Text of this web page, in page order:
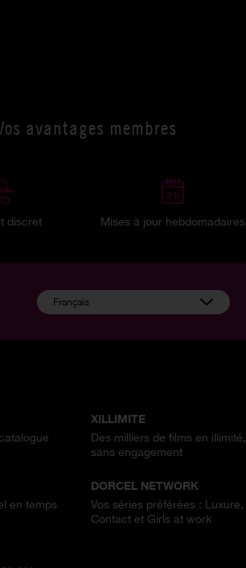
avantages membres
discret Mises à jour hebdomadaires
Français
XILLIMITE
Des milliers de films en illimité,
sans engagement
en temps
DORCEL NETWORK
Vos séries préférées : Luxure,
Contact et Girls at work